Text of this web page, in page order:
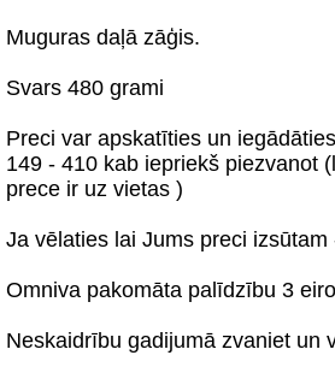
Muguras daļā zāģis.
Svars 480 grami
Preci var apskatīties un
149 - 410 kab iepriekš piezvanot
prece ir uz vietas )
Ja vēlaties lai Jums preci
Omniva pakomāta palīdzību 3 eiro
Neskaidrību gadijumā zvaniet un